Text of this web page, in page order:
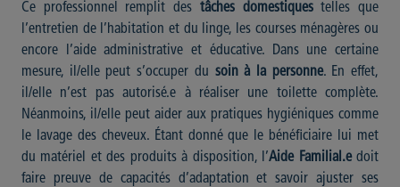
Ce professionnel remplit des tâches domestiquestelles que
l’entretien de l’habitation et du linge, les courses ménagères ou
encore l’aide administrative et éducative. Dans une certaine
mesure, il/elle peut s’occuper du soin à la personne. En effet,
il/elle n’est pas autorisé.e à réaliser une toilette complète.
Néanmoins, il/elle peut aider aux pratiques hygiéniques comme
le lavage des cheveux. Étant donné que le bénéficiaire lui met
du matériel et des produits à disposition, l’Aide Familial.edoit
faire preuve de capacités d’adaptation et savoir ajuster ses